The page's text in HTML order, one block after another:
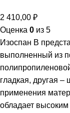
2 410,00 ₽
Оценка 0 из 5
Изоспан В
выполненный из
гладкая, другая
применения
обладает